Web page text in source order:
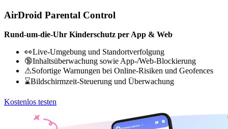
AirDroid Parental Control
Rund-um-die-Uhr Kinderschutz per App & Web
👀Live-Umgebung und Standortverfolgung
🔞Inhaltsüberwachung sowie App-/Web-Blockierung
⚠Sofortige Warnungen bei Online-Risiken und Geofences
⌛Bildschirmzeit-Steuerung und Überwachung
Kostenlos testen